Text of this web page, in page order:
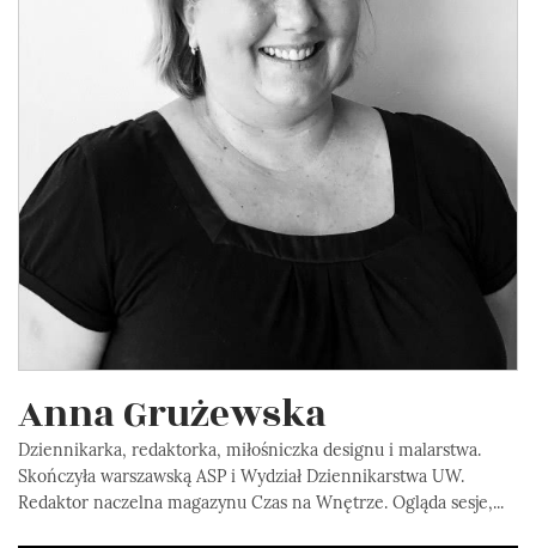
Anna Grużewska
Dziennikarka, redaktorka, miłośniczka designu i malarstwa.
Skończyła warszawską ASP i Wydział Dziennikarstwa UW.
Redaktor naczelna magazynu Czas na Wnętrze. Ogląda sesje,...